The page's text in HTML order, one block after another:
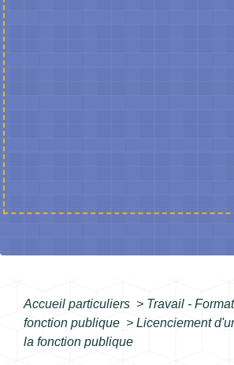
Accueil particuliers > Travail -
fonction publique > Licenciement
la fonction publique